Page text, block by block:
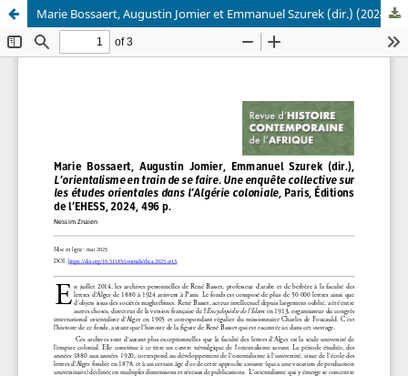
Marie Bossaert, Augustin Jomier et Emmanuel Szurek (dir.) (2024) - L’orientalisme en train de se faire